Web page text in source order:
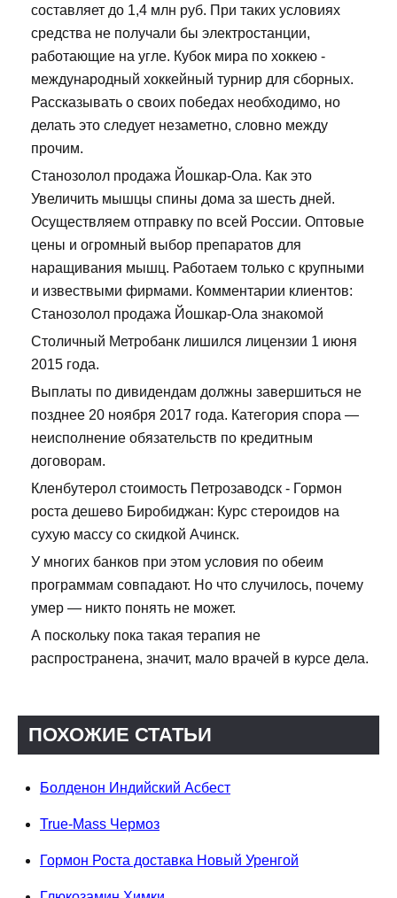
составляет до 1,4 млн руб. При таких условиях
средства не получали бы электростанции,
работающие на угле. Кубок мира по хоккею -
международный хоккейный турнир для сборных.
Рассказывать о своих победах необходимо, но
делать это следует незаметно, словно между
прочим.
Станозолол продажа Йошкар-Ола. Как это
Увеличить мышцы спины дома за шесть дней.
Осуществляем отправку по всей России. Оптовые
цены и огромный выбор препаратов для
наращивания мышц. Работаем только с крупными
и извествыми фирмами. Комментарии клиентов:
Станозолол продажа Йошкар-Ола знакомой
Столичный Метробанк лишился лицензии 1 июня
2015 года.
Выплаты по дивидендам должны завершиться не
позднее 20 ноября 2017 года. Категория спора —
неисполнение обязательств по кредитным
договорам.
Кленбутерол стоимость Петрозаводск - Гормон
роста дешево Биробиджан: Курс стероидов на
сухую массу со скидкой Ачинск.
У многих банков при этом условия по обеим
программам совпадают. Но что случилось, почему
умер — никто понять не может.
А поскольку пока такая терапия не
распространена, значит, мало врачей в курсе дела.
ПОХОЖИЕ СТАТЬИ
Болденон Индийский Асбест
True-Mass Чермоз
Гормон Роста доставка Новый Уренгой